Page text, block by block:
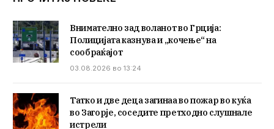
Внимателно зад воланот во Грција:
Полицијата казнува и „кочење“ на
сообраќајот
03.08.2026 во 13:24
Татко и две деца загинаа во пожар во куќа
во Загорје, соседите претходно слушнале
истрели